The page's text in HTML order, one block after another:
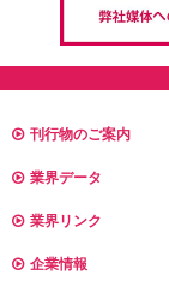
刊行物のご案内
業界データ
業界リンク
企業情報